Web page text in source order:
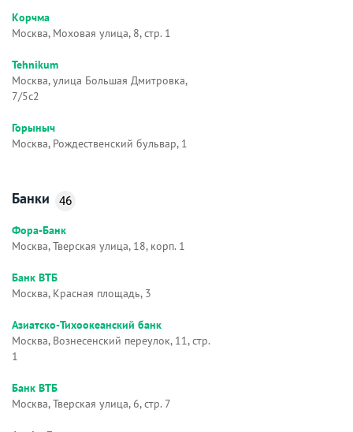
Корчма
Москва, Моховая улица, 8, стр. 1
Tehnikum
Москва, улица Большая Дмитровка,
7/5с2
Горыныч
Москва, Рождественский бульвар, 1
Банки 46
Фора-Банк
Москва, Тверская улица, 18, корп. 1
Банк ВТБ
Москва, Красная площадь, 3
Азиатско-Тихоокеанский банк
Москва, Вознесенский переулок, 11, стр.
1
Банк ВТБ
Москва, Тверская улица, 6, стр. 7